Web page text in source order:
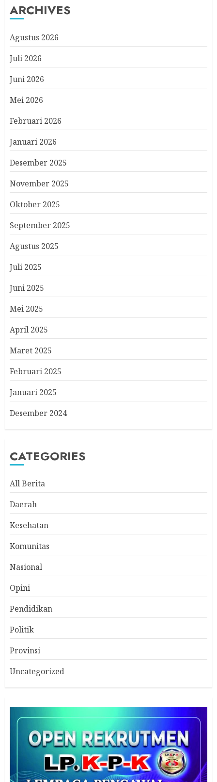
ARCHIVES
Agustus 2026
Juli 2026
Juni 2026
Mei 2026
Februari 2026
Januari 2026
Desember 2025
November 2025
Oktober 2025
September 2025
Agustus 2025
Juli 2025
Juni 2025
Mei 2025
April 2025
Maret 2025
Februari 2025
Januari 2025
Desember 2024
CATEGORIES
All Berita
Daerah
Kesehatan
Komunitas
Nasional
Opini
Pendidikan
Politik
Provinsi
Uncategorized